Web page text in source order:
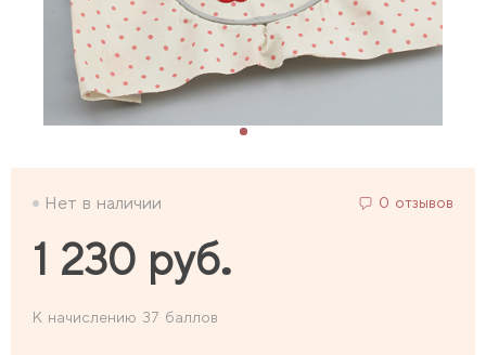
Нет в наличии 0 отзывов
1 230 руб.
К начислению 37 баллов